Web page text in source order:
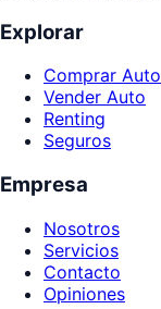
Explorar
Comprar Auto
Vender Auto
Renting
Seguros
Empresa
Nosotros
Servicios
Contacto
Opiniones